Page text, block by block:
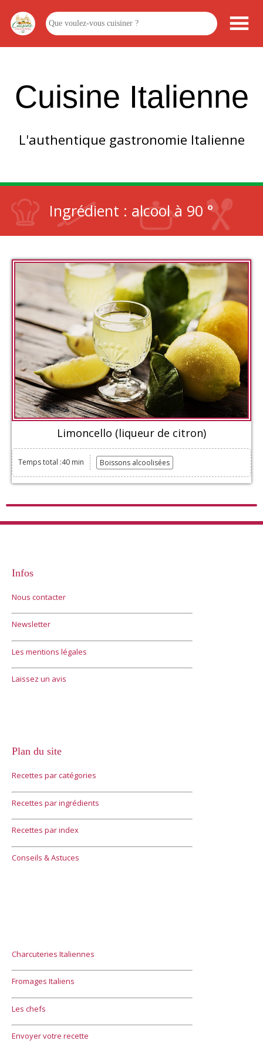
Cuisine Italienne
L'authentique gastronomie Italienne
Ingrédient : alcool à 90 °
Limoncello (liqueur de citron)
Temps total :40 min Boissons alcoolisées
Infos
Nous contacter
Newsletter
Les mentions légales
Laissez un avis
Plan du site
Recettes par catégories
Recettes par ingrédients
Recettes par index
Conseils & Astuces
Charcuteries Italiennes
Fromages Italiens
Les chefs
Envoyer votre recette